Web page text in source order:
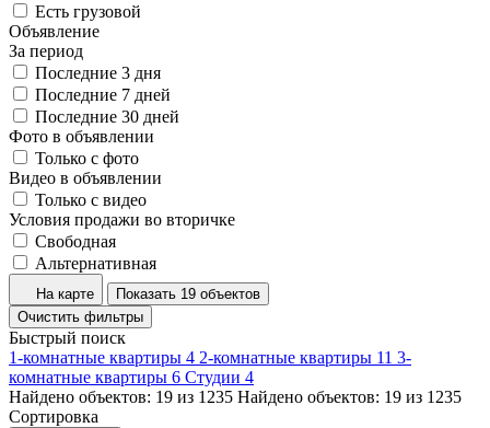
Есть грузовой
Объявление
За период
Последние 3 дня
Последние 7 дней
Последние 30 дней
Фото в объявлении
Только с фото
Видео в объявлении
Только с видео
Условия продажи во вторичке
Свободная
Альтернативная
На карте
Показать 19 объектов
Очистить фильтры
Быстрый поиск
1-комнатные квартиры 4 2-комнатные квартиры 11 3-
комнатные квартиры 6 Студии 4
Найдено объектов: 19 из 1235 Найдено объектов: 19 из 1235
Сортировка